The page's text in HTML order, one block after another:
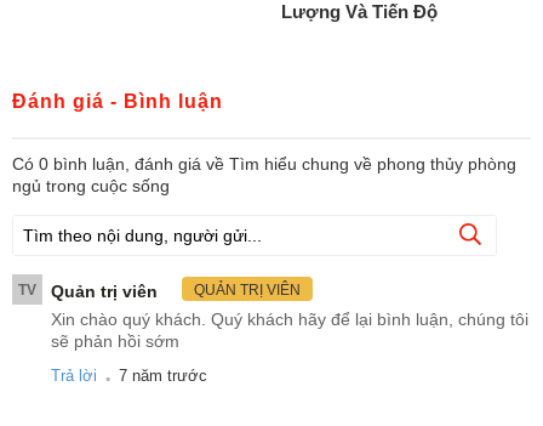
Lượng Và Tiến Độ
Đánh giá - Bình luận
Có 0 bình luận, đánh giá về Tìm hiểu chung về phong thủy phòng
ngủ trong cuộc sống
TV Quản trị viên QUẢN TRỊ VIÊN
Xin chào quý khách. Quý khách hãy để lại bình luận, chúng tôi
sẽ phản hồi sớm
Trả lời . 7 năm trước